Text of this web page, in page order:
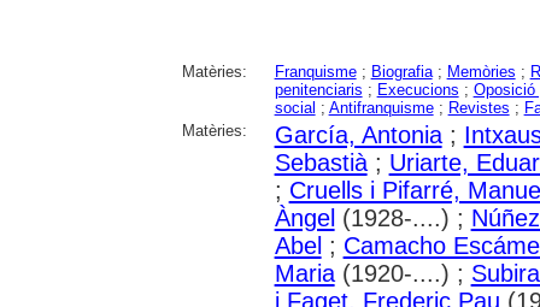
Matèries: Franquisme; Biografia; Memòries ;
penitenciaris ; Execucions ; Oposició
social ; Antifranquisme; Revistes ;
Matèries:
García, Antonia;
Sebastià; Uriarte,
; Cruells i Pifarré,
Àngel (1928-....) ;
Abel ; Camacho
Maria(1920-....) ;
i Faget, Frederic Pau